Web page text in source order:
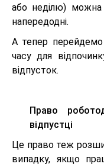
або неділю) можна
напередодні.
А тепер перейдемо
часу для
відпусток.
Право
відпустці
Це право теж
випадку, якщо